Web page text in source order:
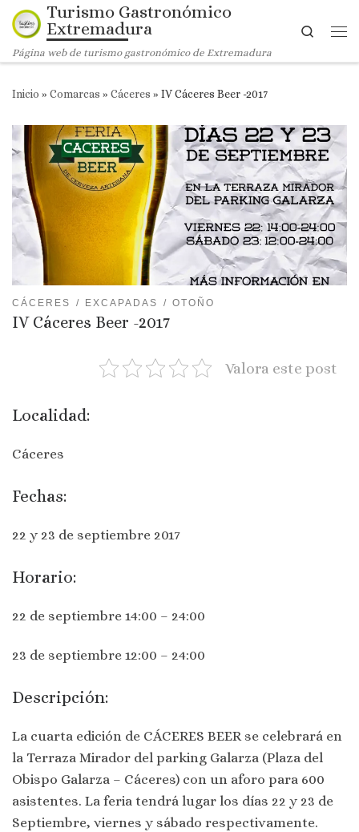
Saltar al contenido
Turismo Gastronómico
Extremadura
Página web de turismo gastronómico de Extremadura
Search
Inicio » Comarcas » Cáceres » IV Cáceres Beer -2017
CÁCERES EXCAPADAS OTOÑO
IV Cáceres Beer -2017
Valora este post
Localidad:
Cáceres
Fechas:
22 y 23 de septiembre 2017
Horario:
22 de septiembre 14:00 – 24:00
23 de septiembre 12:00 – 24:00
Descripción:
La cuarta edición de CÁCERES BEER se celebrará en
la Terraza Mirador del parking Galarza (Plaza del
Obispo Galarza – Cáceres) con un aforo para 600
asistentes. La feria tendrá lugar los días 22 y 23 de
Septiembre, viernes y sábado respectivamente.